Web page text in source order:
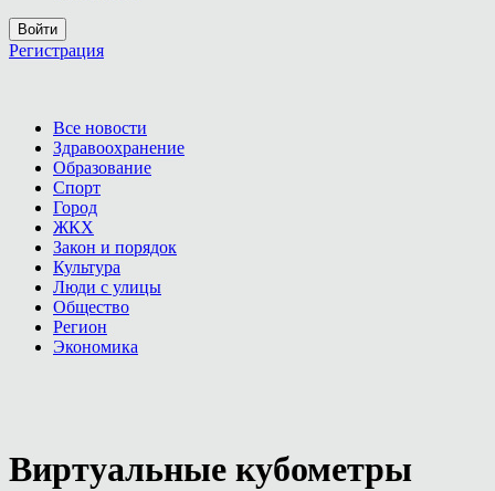
Войти
Регистрация
Все новости
Здравоохранение
Образование
Спорт
Город
ЖКХ
Закон и порядок
Культура
Люди с улицы
Общество
Регион
Экономика
Виртуальные кубометры